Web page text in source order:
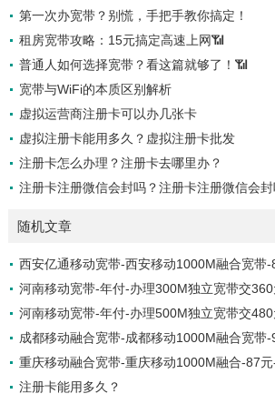
第一次办宽带？别慌，手把手教你搞定！
租房宽带攻略：15元搞定高速上网📶
普通人如何选择宽带？看这篇就够了！📶
宽带与WiFi的本质区别解析
虚拟运营商注册卡可以办几张卡
虚拟注册卡能用多久？虚拟注册卡批发
注册卡怎么办理？注册卡去哪里办？
注册卡注册微信会封吗？注册卡注册微信会封
随机文章
西安亿通移动宽带-西安移动1000M融合宽带
河南移动宽带-年付-办理300M独立宽带交
河南移动宽带-年付-办理500M独立宽带交
成都移动融合宽带-成都移动1000M融合宽带
重庆移动融合宽带-重庆移动1000M融合-87
注册卡能用多久？